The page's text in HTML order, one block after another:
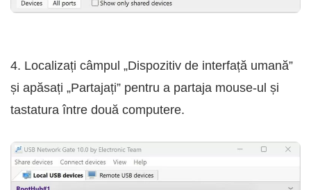
4. Localizați câmpul „Dispozitiv de interfață umană”
și apăsați „Partajați” pentru a partaja mouse-ul și
tastatura între două computere.